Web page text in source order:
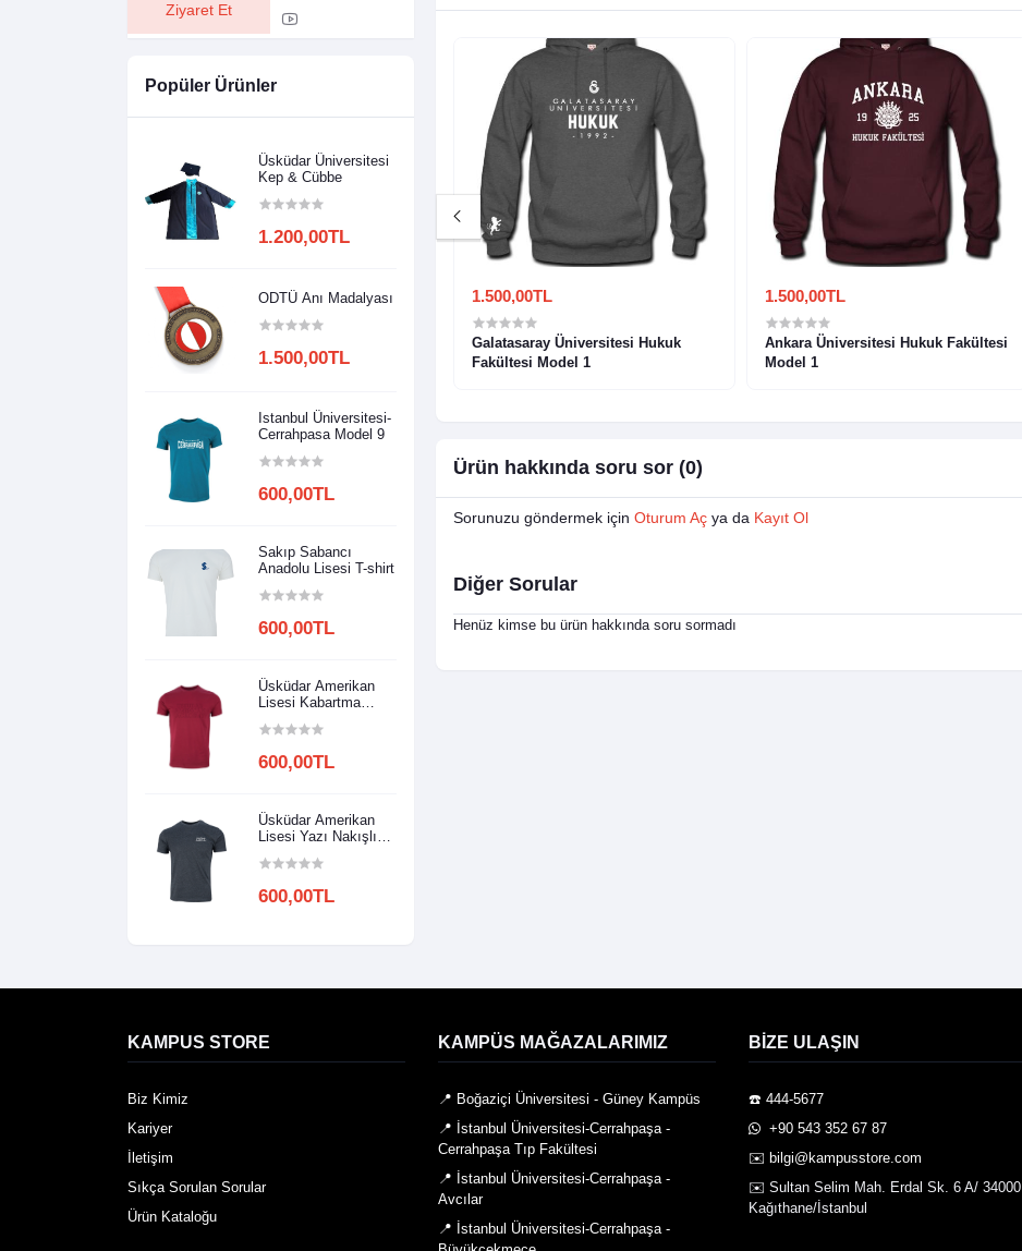
Ziyaret Et
Popüler Ürünler
Üsküdar Üniversitesi
Kep & Cübbe
1.200,00TL
ODTÜ Anı Madalyası
1.500,00TL
Istanbul Üniversitesi-
Cerrahpasa Model 9
600,00TL
Sakıp Sabancı
Anadolu Lisesi T-shirt
600,00TL
Üsküdar Amerikan
Lisesi Kabartma
600,00TL
Üsküdar Amerikan
Lisesi Yazı Nakışlı
600,00TL
1.500,00TL
Çorum Anadolu Lisesi Model 1
1.500,00TL
Galatasaray Üniversitesi Hukuk
Fakültesi Model 1
1.500,00TL
Ankara Üniversitesi Hukuk Fakültesi
Model 1
Ürün hakkında soru sor (0)
Sorunuzu göndermek için Oturum Açya da Kayıt Ol
Diğer Sorular
Henüz kimse bu ürün hakkında soru sormadı
KAMPUS STORE
Biz Kimiz
Kariyer
İletişim
Sıkça Sorulan Sorular
Ürün Kataloğu
KAMPÜS MAĞAZALARIMIZ
📍 Boğaziçi Üniversitesi - Güney Kampüs
📍 İstanbul Üniversitesi-Cerrahpaşa -
Cerrahpaşa Tıp Fakültesi
📍 İstanbul Üniversitesi-Cerrahpaşa -
Avcılar
📍 İstanbul Üniversitesi-Cerrahpaşa -
BIZE ULAŞIN
☎️ 444-5677
️ +90 543 352 67 87
✉️ bilgi@kampusstore.com
✉️ Sultan Selim Mah. Erdal Sk. 6 A/ 34000
Kağıthane/İstanbul